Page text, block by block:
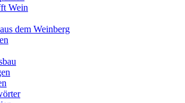
Wein
dem Weinberg